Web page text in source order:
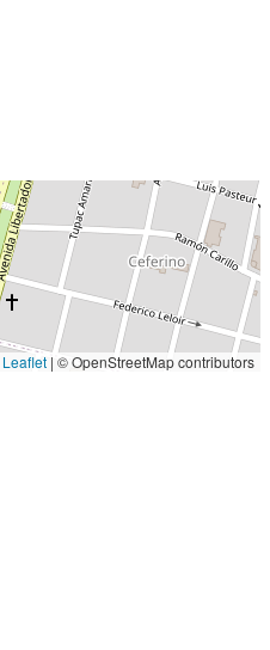
Leaflet | © OpenStreetMap contributors